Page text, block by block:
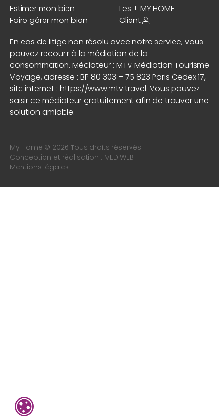
Estimer mon bien
Les + MY HOME
Faire gérer mon bien
Client
En cas de litige non résolu avec notre service, vous
pouvez recourir à la médiation de la
consommation. Médiateur : MTV Médiation Tourisme
Voyage, adresse : BP 80 303 – 75 823 Paris Cedex 17,
site internet : https://www.mtv.travel. Vous pouvez
saisir ce médiateur gratuitement afin de trouver une
solution amiable.
My Home © 2026 Tous droits réservés
Conception et réalisation : MEDIWEB
Mentions légales